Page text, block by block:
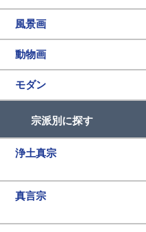
風景画
動物画
モダン
宗派別に探す
浄土真宗
真言宗